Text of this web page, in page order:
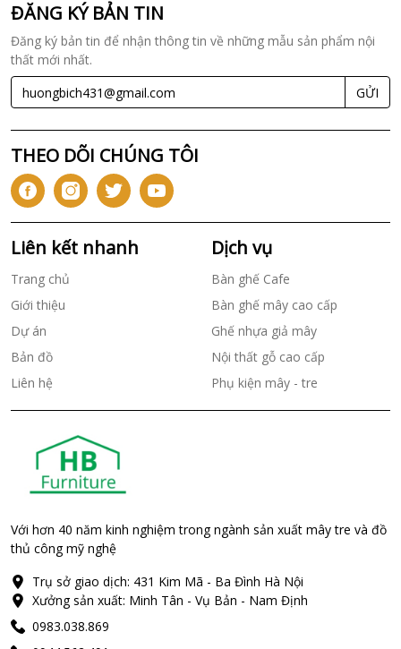
ĐĂNG KÝ BẢN TIN
Đăng ký bản tin để nhận thông tin về những mẫu sản phẩm nội
thất mới nhất.
GỬI
THEO DÕI CHÚNG TÔI
Liên kết nhanh
Trang chủ
Giới thiệu
Dự án
Bản đồ
Liên hệ
Dịch vụ
Bàn ghế Cafe
Bàn ghế mây cao cấp
Ghế nhựa giả mây
Nội thất gỗ cao cấp
Phụ kiện mây - tre
Với hơn 40 năm kinh nghiệm trong ngành sản xuất mây tre và đồ
thủ công mỹ nghệ
Trụ sở giao dịch: 431 Kim Mã - Ba Đình Hà Nội
Xưởng sản xuất: Minh Tân - Vụ Bản - Nam Định
0983.038.869